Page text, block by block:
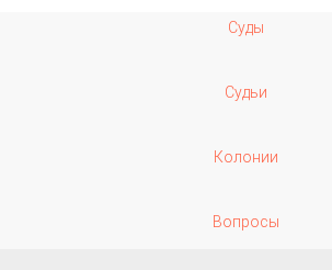
Суды
Судьи
Колонии
Вопросы